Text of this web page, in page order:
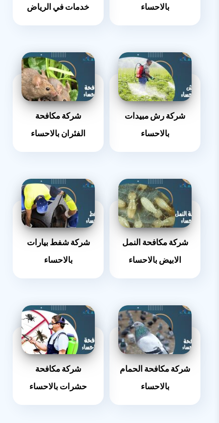
بالاحساء
خدمات في الرياض
شركة رش مبيدات
بالاحساء
شركة مكافحة
الفئران بالاحساء
شركة مكافحة النمل
الابيض بالاحساء
شركة شفط بيارات
بالاحساء
شركة مكافحة الحمام
بالاحساء
شركة مكافحة
حشرات بالاحساء